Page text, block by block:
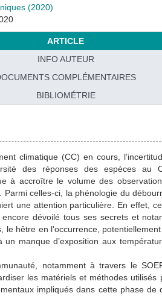
(2020)
ARTICLE
INFO AUTEUR
COMPLÉMENTAIRES
BIBLIOMÉTRIE
climatique (CC) en cours,
des réponses des espèces au
à accroître le volume des
Parmi celles-ci, la phénologie du
une attention particulière. En effet,
encore dévoilé tous ses secrets et
le hêtre en l’occurrence,
manque d’exposition aux
notamment à travers le
les matériels et méthodes utilisés
impliqués dans cette phase de